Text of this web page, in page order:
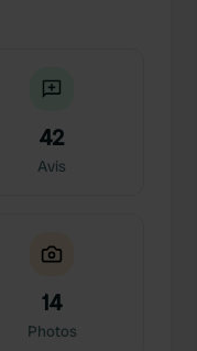
42
Avis
14
Photos